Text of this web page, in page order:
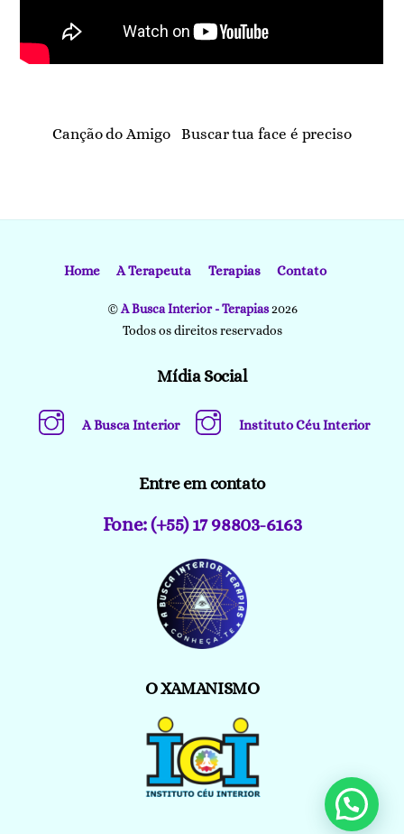
Canção do Amigo Buscar tua face é preciso
Home A Terapeuta Terapias Contato
©A Busca Interior - Terapias2026
Todos os direitos reservados
Mídia Social
A Busca Interior Instituto Céu Interior
Entre em contato
Fone: (+55) 17 98803-6163
O XAMANISMO